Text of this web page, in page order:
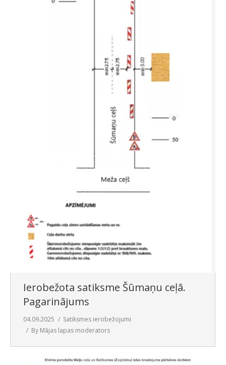
Ierobežota satiksme Šūmaņu ceļā.
Pagarinājums
04.09.2025
Satiksmes ierobežojumi
By Mājas lapas moderators